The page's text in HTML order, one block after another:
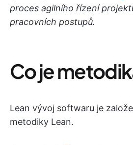
proces agilního řízení
pracovních postupů.
Co je
Lean vývoj softwaru je
metodiky Lean.